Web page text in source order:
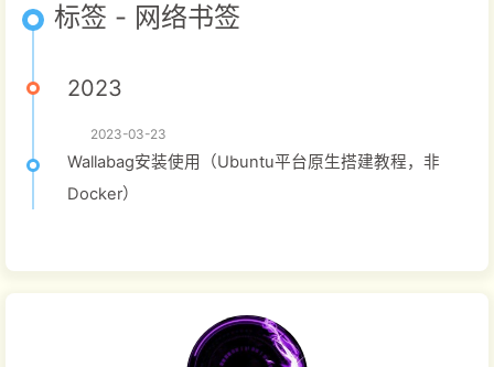
标签 - 网络书签
2023
2023-03-23
Wallabag安装使用（Ubuntu平台原生搭建教程，非
Docker）